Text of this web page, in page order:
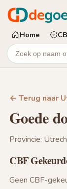
de
Home
← Terug naar
Goede
Provincie:
CBF
Geen CBF-